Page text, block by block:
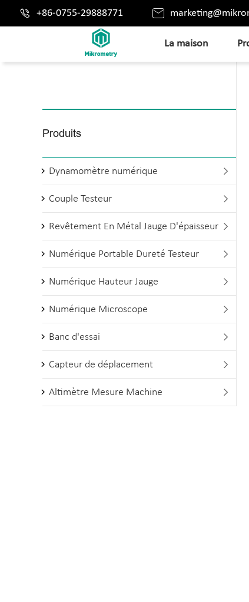
 +86-0755-29888771 
La maison
Produits
 Dynamomètre numérique
 Couple Testeur
 Revêtement En Métal Jauge D'épaisseur
 Numérique Portable Dureté Testeur
 Numérique Hauteur Jauge
 Numérique Microscope
 Banc d'essai
 Capteur de déplacement
 Altimètre Mesure Machine